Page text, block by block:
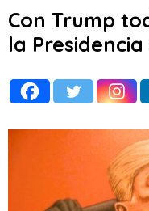
Con Trump
la Presidencia